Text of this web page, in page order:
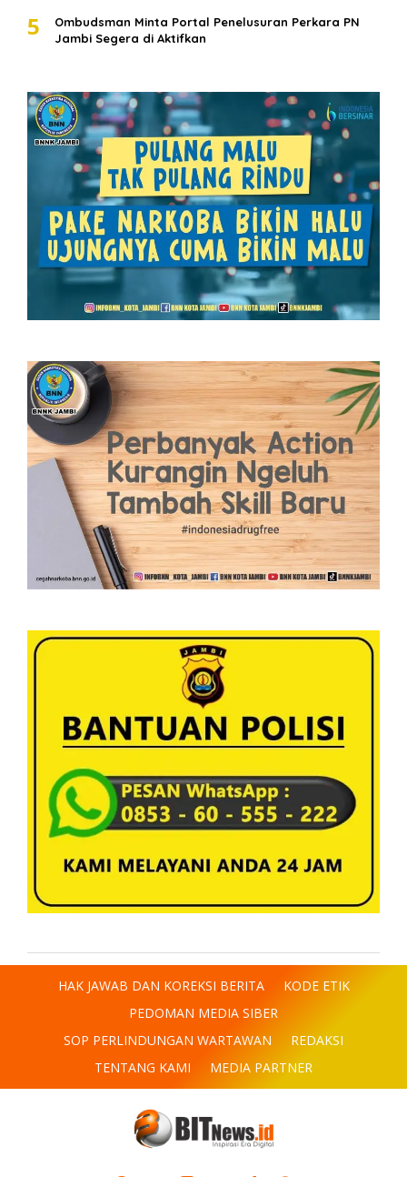
5
Ombudsman Minta Portal Penelusuran Perkara PN
Jambi Segera di Aktifkan
HAK JAWAB DAN KOREKSI BERITA
KODE ETIK
PEDOMAN MEDIA SIBER
SOP PERLINDUNGAN WARTAWAN
REDAKSI
TENTANG KAMI
MEDIA PARTNER